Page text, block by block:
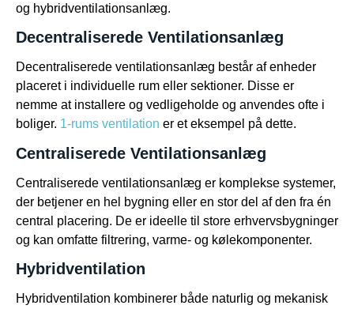
og hybridventilationsanlæg.
Decentraliserede Ventilationsanlæg
Decentraliserede ventilationsanlæg består af enheder
placeret i individuelle rum eller sektioner. Disse er
nemme at installere og vedligeholde og anvendes ofte i
boliger. 1-rums ventilation er et eksempel på dette.
Centraliserede Ventilationsanlæg
Centraliserede ventilationsanlæg er komplekse systemer,
der betjener en hel bygning eller en stor del af den fra én
central placering. De er ideelle til store erhvervsbygninger
og kan omfatte filtrering, varme- og kølekomponenter.
Hybridventilation
Hybridventilation kombinerer både naturlig og mekanisk